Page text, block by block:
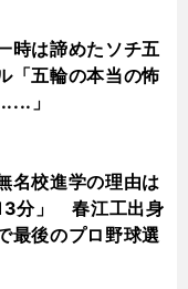
時は諦めたソチ五
「五輪の本当の怖
」
名校進学の理由は
13分」 春江工出身
最後のプロ野球選